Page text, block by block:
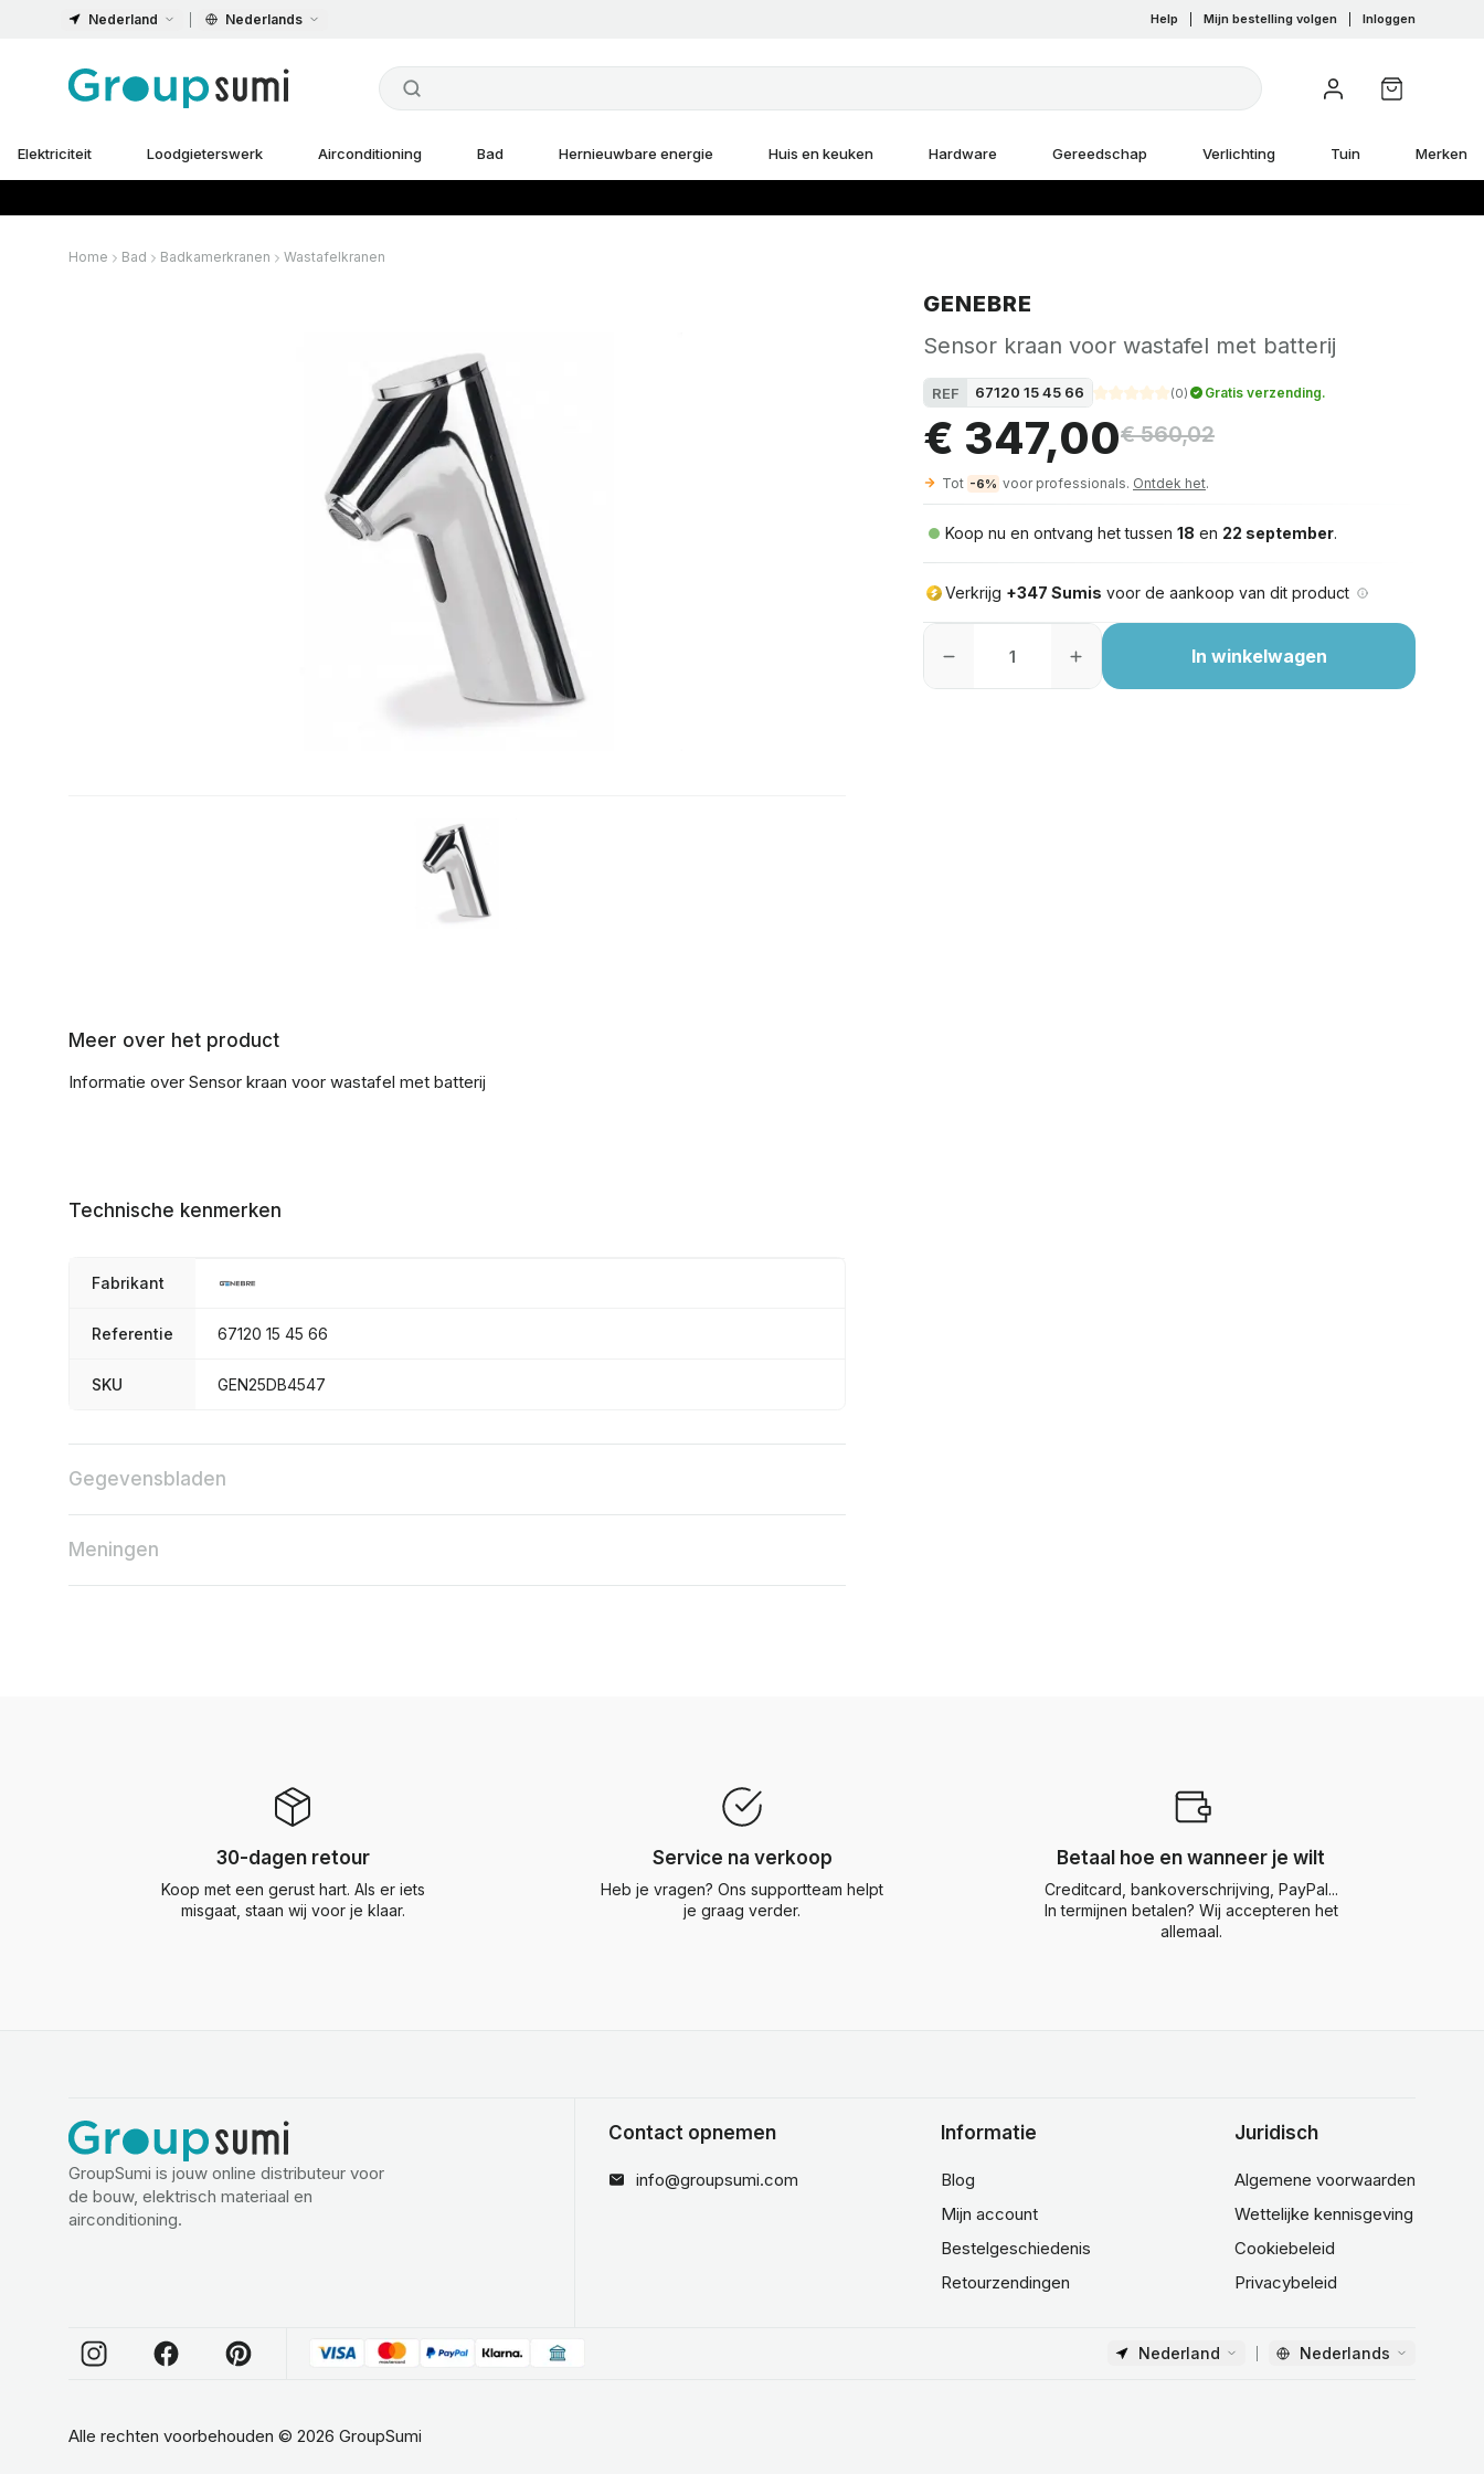
Nederland Nederlands Help Mijn bestelling volgen Inloggen
Elektriciteit Loodgieterswerk Airconditioning Bad Hernieuwbare energie Huis en keuken Hardware Gereedschap Verlichting Tuin Merken
Home Bad Badkamerkranen Wastafelkranen
GENEBRE
Sensor kraan voor wastafel met batterij
REF 67120 15 45 66 (0) Gratis verzending.
€ 347,00€ 560,02
Tot -6% voor professionals. Ontdek het.
Koop nu en ontvang het tussen 18 en 22 september.
Verkrijg +347 Sumis voor de aankoop van dit product
In winkelwagen
Meer over het product
Informatie over Sensor kraan voor wastafel met batterij
Technische kenmerken
Fabrikant
Referentie 67120 15 45 66
SKU GEN25DB4547
Gegevensbladen
Meningen
30-dagen retour
Koop met een gerust hart. Als er iets
misgaat, staan wij voor je klaar.
Service na verkoop
Heb je vragen? Ons supportteam helpt
je graag verder.
Betaal hoe en wanneer je wilt
Creditcard, bankoverschrijving, PayPal...
In termijnen betalen? Wij accepteren het
allemaal.
GroupSumi is jouw online distributeur voor
de bouw, elektrisch materiaal en
airconditioning.
Contact opnemen
info@groupsumi.com
Informatie
Blog
Mijn account
Bestelgeschiedenis
Retourzendingen
Juridisch
Algemene voorwaarden
Wettelijke kennisgeving
Cookiebeleid
Privacybeleid
Nederland Nederlands
Alle rechten voorbehouden © 2026 GroupSumi